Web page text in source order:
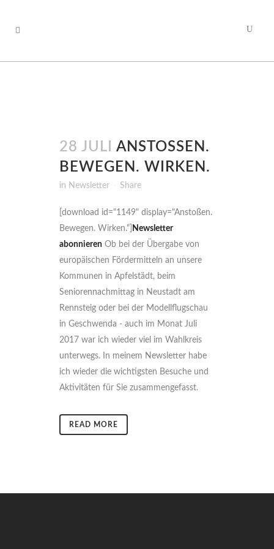
28 JULI
ANSTOSSEN. B
EWEGEN. WIRKEN.
in Newsletter Share
[download id="1149" display="Anstoßen.
Bewegen. Wirken."] Newsletter
abonnieren Ob bei der Übergabe von
europäischen Fördermitteln an unsere
Kommunen in Apfelstädt, beim
Seniorennachmittag in Neustadt am
Rennsteig oder bei der Modellflugschau
in Geschwenda - auch im Monat Juli
2017 war ich wieder viel im Wahlkreis
unterwegs. In meinem Newsletter habe
ich wieder die wichtigsten Besuche und
Aktivitäten für Sie zusammengefasst.
READ MORE